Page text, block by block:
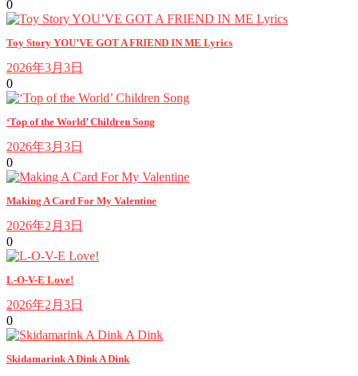
0
Toy Story YOU’VE GOT A FRIEND IN ME Lyrics
2026年3月3日
0
‘Top of the World’ Children Song
2026年3月3日
0
Making A Card For My Valentine
2026年2月3日
0
L-O-V-E Love!
2026年2月3日
0
Skidamarink A Dink A Dink